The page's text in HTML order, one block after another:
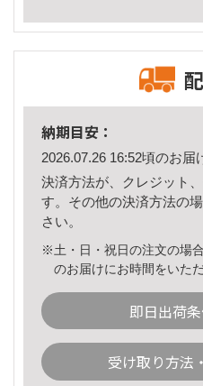
納期目安：
2026.07.26 16:52頃のお届
決済方法が、クレジット
す。その他の決済方法の
さい。
※土・日・祝日の注文の場
のお届けにお時間をいた
即日出荷
受け取り方法